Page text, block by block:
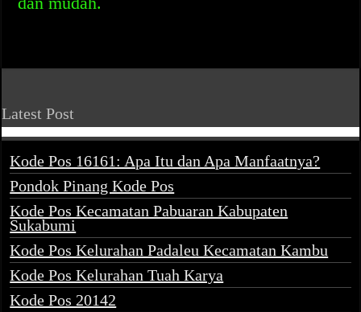
Latest Post
Kode Pos 16161: Apa Itu dan Apa Manfaatnya?
Pondok Pinang Kode Pos
Kode Pos Kecamatan Pabuaran Kabupaten
Sukabumi
Kode Pos Kelurahan Padaleu Kecamatan Kambu
Kode Pos Kelurahan Tuah Karya
Kode Pos 20142